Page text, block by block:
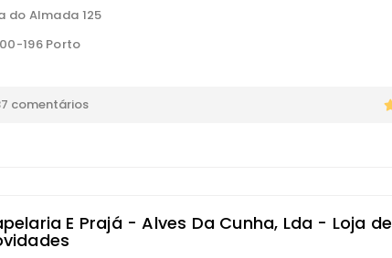
do Almada 125
196 Porto
comentários
E Prajá - Alves Da Cunha, Lda - Loja de